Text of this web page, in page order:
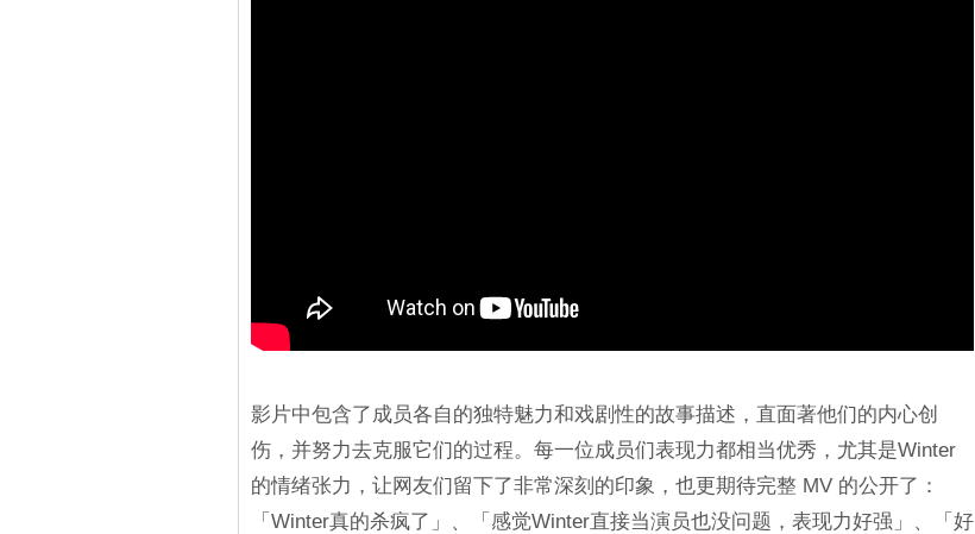
影片中包含了成员各自的独特魅力和戏剧性的故事描述，直面著他们的内心创
伤，并努力去克服它们的过程。每一位成员们表现力都相当优秀，尤其是Winter
的情绪张力，让网友们留下了非常深刻的印象，也更期待完整 MV 的公开了：
「Winter真的杀疯了」、「感觉Winter直接当演员也没问题，表现力好强」、「好